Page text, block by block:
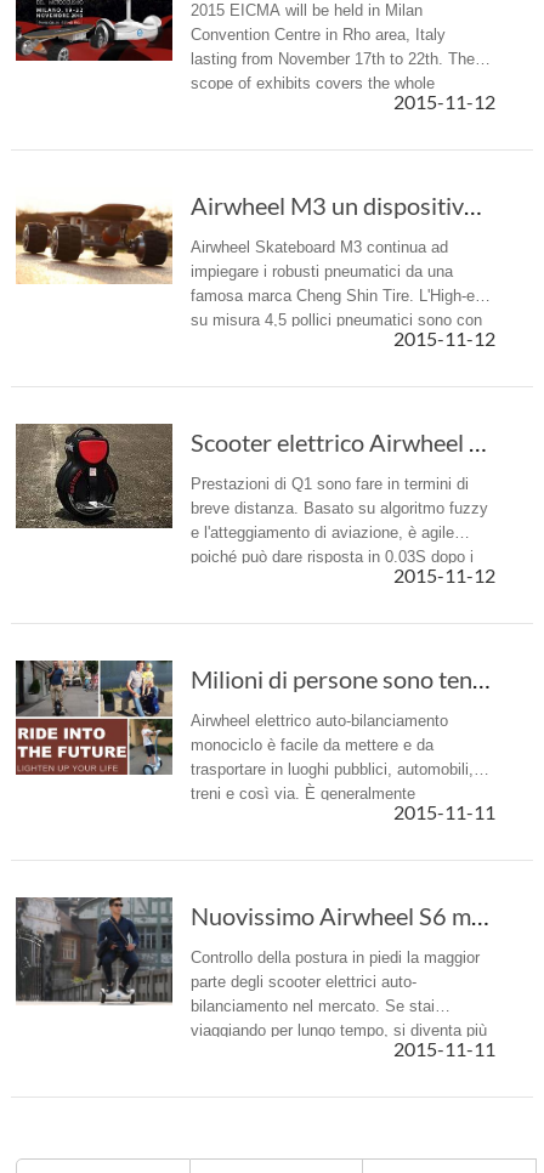
2015 EICMA will be held in Milan
Convention Centre in Rho area, Italy
lasting from November 17th to 22th. The
scope of exhibits covers the whole
industrial chain ranging from Motorcycles,
2015-11-12
Airwheel M3 un dispositivo di raffreddamento,...
Airwheel Skateboard M3 continua ad
impiegare i robusti pneumatici da una
famosa marca Cheng Shin Tire. L'High-end
su misura 4,5 pollici pneumatici sono con
battistrada più ampio di quello dei2015-11-12
Scooter elettrico Airwheel Q1 un'innovazione nel trasporto
Prestazioni di Q1 sono fare in termini di
breve distanza. Basato su algoritmo fuzzy
e l'atteggiamento di aviazione, è agile
poiché può dare risposta in 0.03S dopo i
piloti fanno movimenti. Adottando il2015-11-12
Milioni di persone sono tenuti a inviare Airw...
Airwheel elettrico auto-bilanciamento
monociclo è facile da mettere e da
trasportare in luoghi pubblici, automobili,
treni e così via. È generalmente
considerato come il veicolo ideale nel
2015-11-11
Nuovissimo Airwheel S6 mini scooter autobilanciante Mostra ingegno
Controllo della postura in piedi la maggior
parte degli scooter elettrici auto-
bilanciamento nel mercato. Se stai
viaggiando per lungo tempo, si diventa più
stanco; anche se Airwheel ha rilasciato un
2015-11-11